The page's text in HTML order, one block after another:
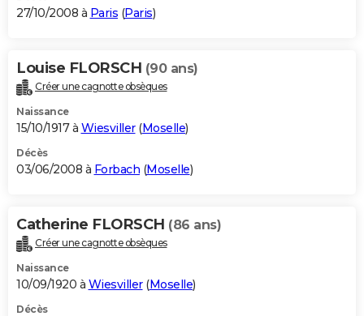
27/10/2008 à Paris (Paris)
Louise FLORSCH (90 ans)
Créer une cagnotte obsèques
Naissance
15/10/1917 à Wiesviller(Moselle)
Décès
03/06/2008 à Forbach (Moselle)
Catherine FLORSCH (86 ans)
Créer une cagnotte obsèques
Naissance
10/09/1920 à Wiesviller(Moselle)
Décès